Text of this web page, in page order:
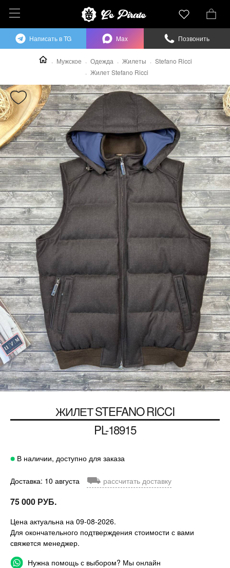
Мужское Одежда Жилеты
Stefano Ricci
Жилет Stefano Ricci
ЖИЛЕТSTEFANO RICCI
PL-18915
В наличии, доступно для заказа
Доставка: 10 августа ⛟ рассчитать доставку
75 000 РУБ.
Цена актуальна на 09-08-2026.
Для окончательного подтверждения стоимости с вами
свяжется менеджер.
Нужна помощь с выбором? Мы онлайн
Написать в TG Max Позвонить